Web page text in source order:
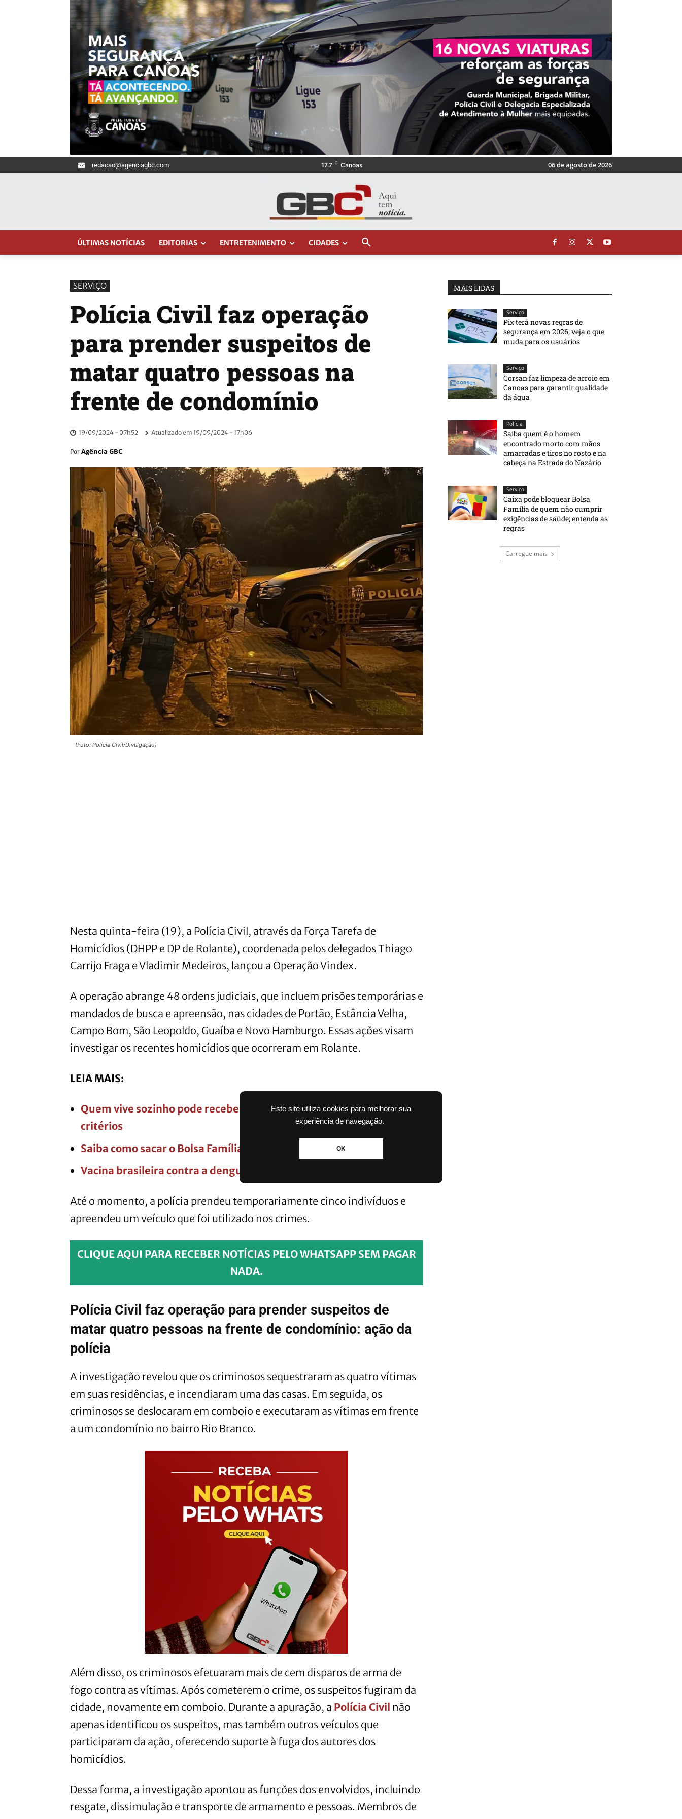
Este site utiliza cookies para melhorar sua
experiência de navegação.
OK
redacao@agenciagbc.com 17.7 C Canoas 06 de agosto de 2026
ÚLTIMAS NOTÍCIAS EDITORIAS ENTRETENIMENTO CIDADES
SERVIÇO
Polícia Civil faz operação
para prender suspeitos de
matar quatro pessoas na
frente de condomínio
19/09/2024 - 07h52 Atualizado em 19/09/2024 - 17h06
Por Agência GBC
(Foto: Polícia Civil/Divulgação)
Nesta quinta-feira (19), a Polícia Civil, através da Força Tarefa de
Homicídios (DHPP e DP de Rolante), coordenada pelos delegados Thiago
Carrijo Fraga e Vladimir Medeiros, lançou a Operação Vindex.
A operação abrange 48 ordens judiciais, que incluem prisões temporárias e
mandados de busca e apreensão, nas cidades de Portão, Estância Velha,
Campo Bom, São Leopoldo, Guaíba e Novo Hamburgo. Essas ações visam
investigar os recentes homicídios que ocorreram em Rolante.
LEIA MAIS:
Quem vive sozinho pode receber auxílio do Governo Federal; Veja
critérios
Saiba como sacar o Bolsa Família em caixas do Banco 24 Horas
Vacina brasileira contra a dengue é levada à Anvisa para aprovação
Até o momento, a polícia prendeu temporariamente cinco indivíduos e
apreendeu um veículo que foi utilizado nos crimes.
CLIQUE AQUI PARA RECEBER NOTÍCIAS PELO WHATSAPP SEM PAGAR
NADA.
Polícia Civil faz operação para prender suspeitos de
matar quatro pessoas na frente de condomínio: ação da
polícia
A investigação revelou que os criminosos sequestraram as quatro vítimas
em suas residências, e incendiaram uma das casas. Em seguida, os
criminosos se deslocaram em comboio e executaram as vítimas em frente
a um condomínio no bairro Rio Branco.
Além disso, os criminosos efetuaram mais de cem disparos de arma de
fogo contra as vítimas. Após cometerem o crime, os suspeitos fugiram da
cidade, novamente em comboio. Durante a apuração, a Polícia Civil não
apenas identificou os suspeitos, mas também outros veículos que
participaram da ação, oferecendo suporte à fuga dos autores dos
homicídios.
Dessa forma, a investigação apontou as funções dos envolvidos, incluindo
resgate, dissimulação e transporte de armamento e pessoas. Membros de
MAIS LIDAS
Serviço
Pix terá novas regras de
segurança em 2026; veja o que
muda para os usuários
Serviço
Corsan faz limpeza de arroio em
Canoas para garantir qualidade
da água
Polícia
Saiba quem é o homem
encontrado morto com mãos
amarradas e tiros no rosto e na
cabeça na Estrada do Nazário
Serviço
Caixa pode bloquear Bolsa
Família de quem não cumprir
exigências de saúde; entenda as
regras
Carregue mais